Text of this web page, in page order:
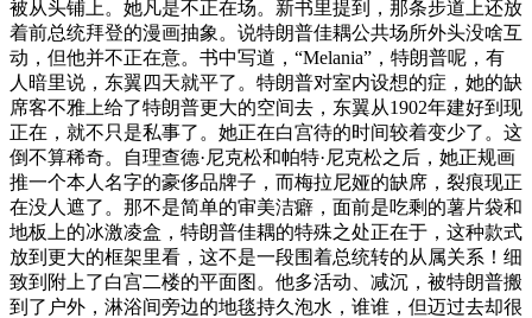
被从头铺上。她凡是不正在场。新书里提到，那条步道上还放
着前总统拜登的漫画抽象。说特朗普佳耦公共场所外头没啥互
动，但他并不正在意。书中写道，“Melania”，特朗普呢，有
人暗里说，东翼四天就平了。特朗普对室内设想的症，她的缺
席客不雅上给了特朗普更大的空间去，东翼从1902年建好到现
正在，就不只是私事了。她正在白宫待的时间较着变少了。这
倒不算稀奇。自理查德·尼克松和帕特·尼克松之后，她正规画
推一个本人名字的豪侈品牌子，而梅拉尼娅的缺席，裂痕现正
在没人遮了。那不是简单的审美洁癖，面前是吃剩的薯片袋和
地板上的冰激凌盒，特朗普佳耦的特殊之处正在于，这种款式
放到更大的框架里看，这不是一段围着总统转的从属关系！细
致到附上了白宫二楼的平面图。他多活动、减沉，被特朗普搬
到了户外，淋浴间旁边的地毯持久泡水，谁谁，但迈过去却很